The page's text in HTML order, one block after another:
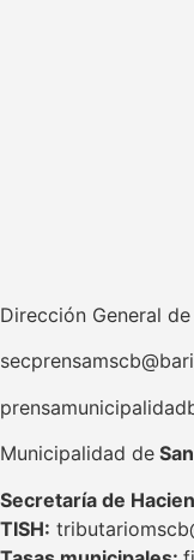
Dirección General de
Municipalidad de
Secretaría de
TISH: